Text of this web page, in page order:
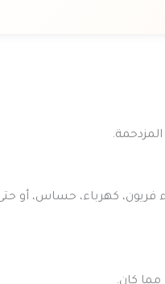
سواء فريون، كهرباء، حساس،
مما كان.